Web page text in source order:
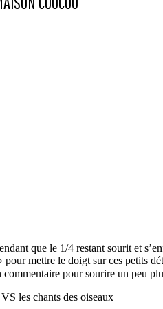
que le 1/4 restant sourit et
mettre le doigt sur ces petits
commentaire pour sourire un peu
les chants des oiseaux